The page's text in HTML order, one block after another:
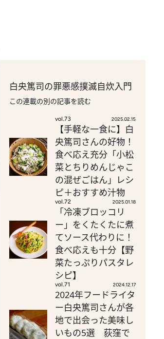
白央篤司の罪悪感撲滅自炊入門
この連載の別の記事を読む
vol.73 2025.02.15
【手軽な一食に】白
央篤司さんの好物！
食べ応え充分「小松
菜とちりめんじゃこ
の混ぜごはん」レシ
ピ＋おすすめ汁物
vol.72 2025.01.18
「冷凍ブロッコリ
ー」をくたくたに煮
てソース代わりに！
食べ応えも十分【野
菜たっぷりパスタレ
シピ】
vol.71 2024.12.17
2024年フードライタ
ー白央篤司さんが各
地で出会った美味し
いもの5選 荻窪で